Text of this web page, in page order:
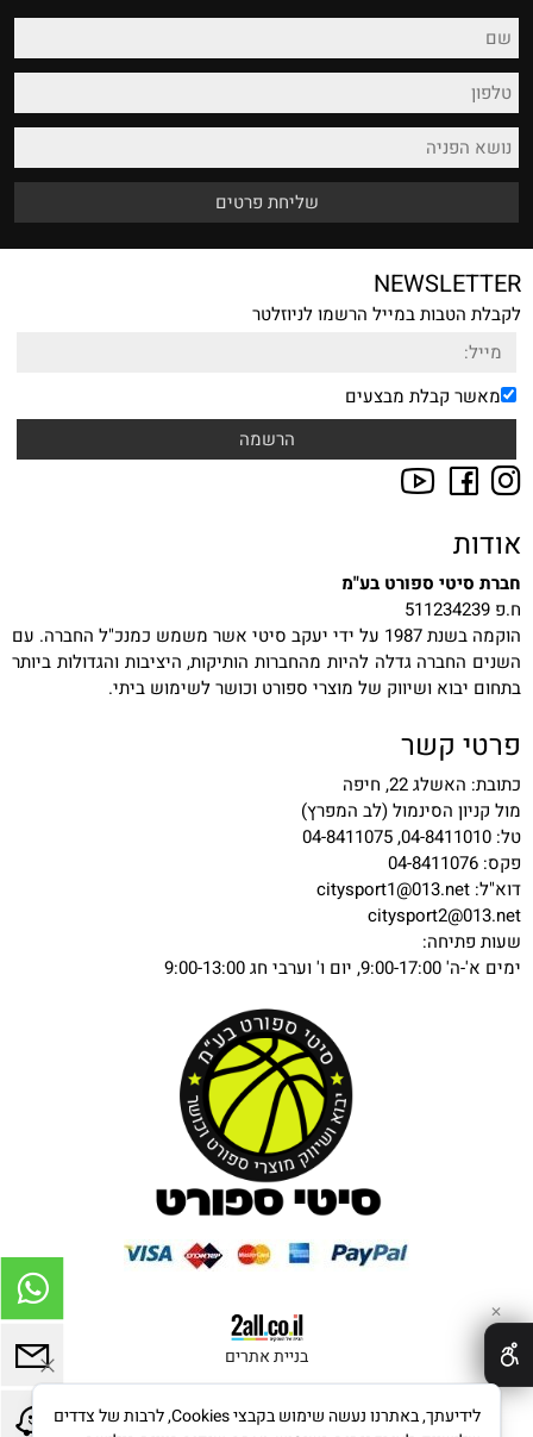
NEWSLETTER
לקבלת הטבות במייל הרשמו לניוזלטר
מאשר קבלת מבצעים
אודות
חברת סיטי ספורט בע"מ
ח.פ 511234239
הוקמה בשנת 1987 על ידי יעקב סיטי אשר משמש כמנכ"ל החברה. עם
השנים החברה גדלה להיות מהחברות הותיקות, היציבות והגדולות ביותר
בתחום יבוא ושיווק של מוצרי ספורט וכושר לשימוש ביתי.
פרטי קשר
כתובת: האשלג 22, חיפה
מול קניון הסינמול (לב המפרץ)
טל: 04-8411010, 04-8411075
פקס: 04-8411076
דוא"ל: citysport1@013.net
citysport2@013.net
שעות פתיחה:
ימים א'-ה' 9:00-17:00, יום ו' וערבי חג 9:00-13:00
בניית אתרים
✕
לידיעתך, באתרנו נעשה שימוש בקבצי Cookies, לרבות של צדדים